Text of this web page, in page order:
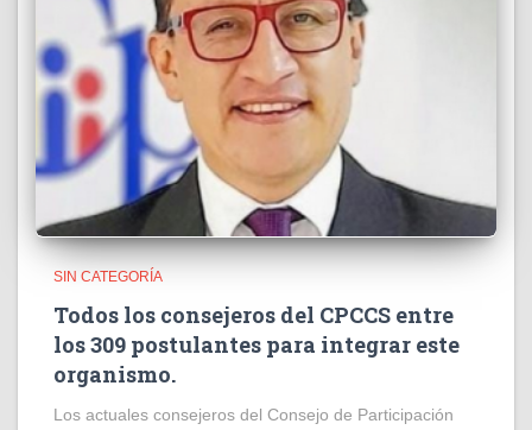
SIN CATEGORÍA
Todos los consejeros del CPCCS entre
los 309 postulantes para integrar este
organismo.
Los actuales consejeros del Consejo de Participación